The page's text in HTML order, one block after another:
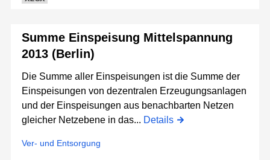
Summe Einspeisung Mittelspannung
2013 (Berlin)
Die Summe aller Einspeisungen ist die Summe der
Einspeisungen von dezentralen Erzeugungsanlagen
und der Einspeisungen aus benachbarten Netzen
gleicher Netzebene in das... Details
Ver- und Entsorgung